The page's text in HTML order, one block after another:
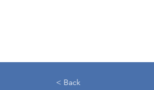
< Back